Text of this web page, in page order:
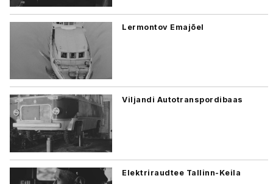
Lermontov Emajõel
Viljandi Autotranspordibaas
Elektriraudtee Tallinn-Keila